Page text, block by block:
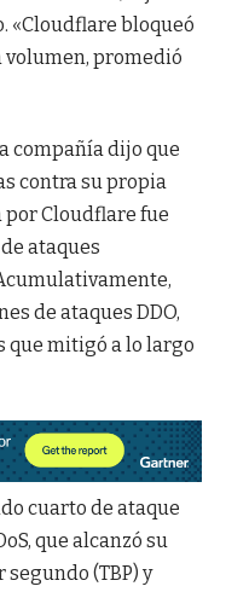
«Cloudflare bloqueó
volumen, promedió
compañía dijo que
contra su propia
Cloudflare fue
ataques
de ataques DDO,
que mitigó a lo largo
cuarto de ataque
que alcanzó su
(TBP) y